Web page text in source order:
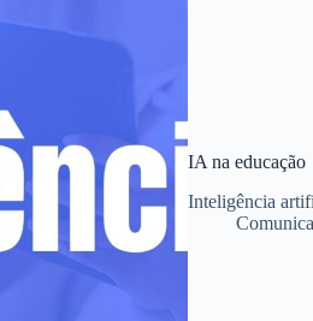
IA na educação
Inteligência